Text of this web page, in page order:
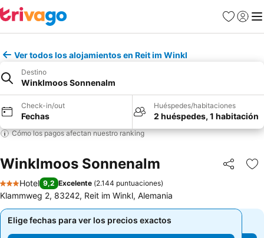
Favoritos
Iniciar
Ver todos los alojamientos en Reit im Winkl
Destino
Winklmoos Sonnenalm
Check-in/out
Fechas
Huéspedes/habitaciones
2 huéspedes, 1 habitación
Cómo los pagos afectan nuestro ranking
Winklmoos Sonnenalm Compartir
3 Estrellas
Hotel 9,2 Excelente (2.144 puntuaciones)
Klammweg 2, 83242, Reit im Winkl, Alemania
Elige fechas para ver los precios exactos
Elige fechas para ver los precios exactos